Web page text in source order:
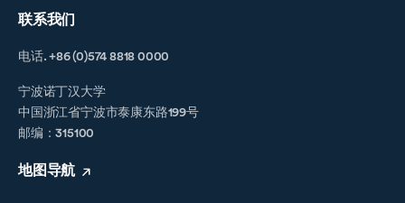
联系我们
电话. +86 (0)574 8818 0000
宁波诺丁汉大学
中国浙江省宁波市泰康东路199号
邮编：315100
地图导航